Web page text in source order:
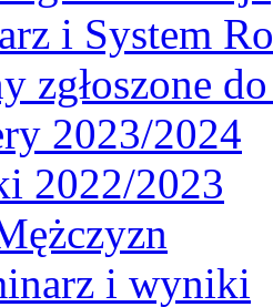
i System
zgłoszone
2023/2024
2022/2023
i wyniki